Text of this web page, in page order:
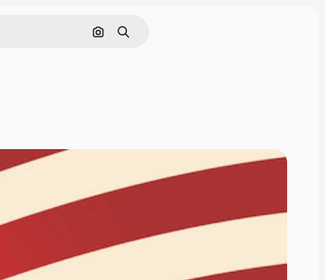
Cerca per immagine
Ricerca